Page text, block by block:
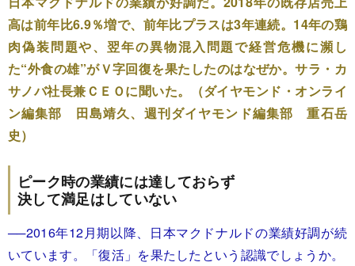
高は前年比6.9％増で、前年比プラスは3年連続。14年の鶏
肉偽装問題や、翌年の異物混入問題で経営危機に瀕し
た“外食の雄”がＶ字回復を果たしたのはなぜか。サラ・カ
サノバ社長兼ＣＥＯに聞いた。（ダイヤモンド・オンライ
ン編集部 田島靖久、週刊ダイヤモンド編集部 重石岳
史）
ピーク時の業績には達しておらず
決して満足はしていない
──2016年12月期以降、日本マクドナルドの業績好調が続
いています。「復活」を果たしたという認識でしょうか。